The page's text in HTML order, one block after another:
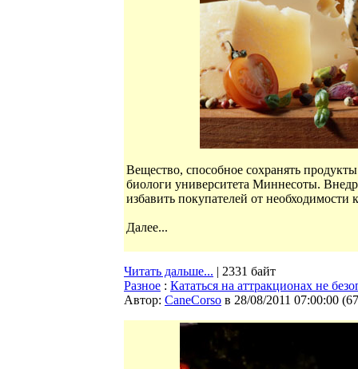
Вещество, способное сохранять
биологи университета Миннесоты.
избавить покупателей от необходимости
Далее...
Читать дальше... | 2331 байт
Разное : Кататься на аттракционах не
Автор: CaneCorso в 28/08/2011 07:00:00 (